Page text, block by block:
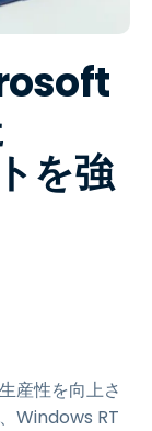
を強
産性を向上さ
Windows RT